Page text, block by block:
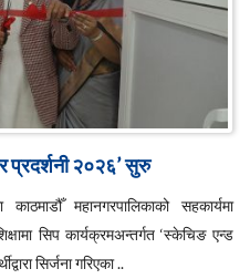
प्रदर्शनी २०२६’ सुरु
महानगरपालिकाको सहकार्यमा
सिप कार्यक्रमअन्तर्गत ‘स्केचिङ एन्ड
सिर्जना गरिएका ..